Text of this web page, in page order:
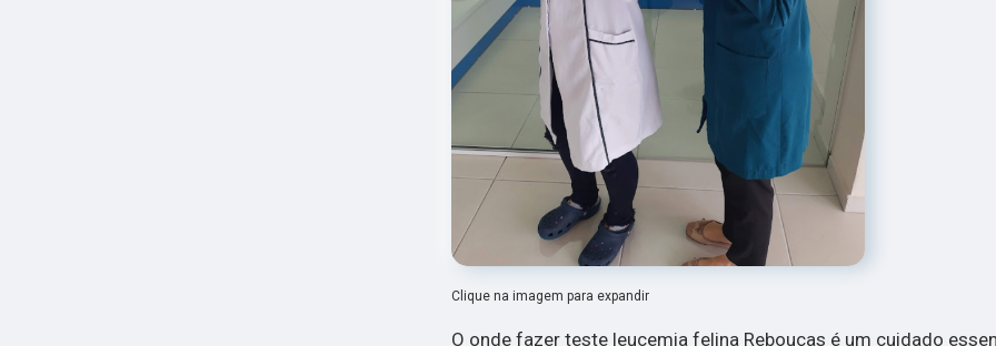
Clique na imagem para expandir
O onde fazer teste leucemia felina Rebouças é um cuidado